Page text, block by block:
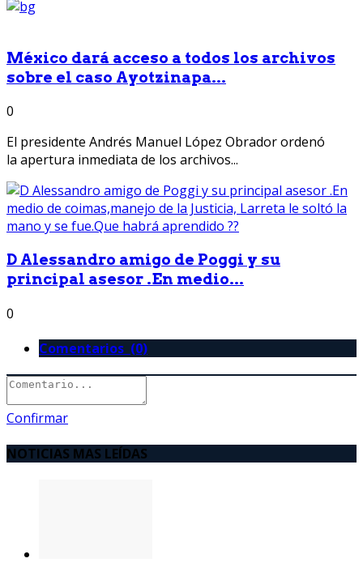
México dará acceso a todos los archivos
sobre el caso Ayotzinapa...
0
El presidente Andrés Manuel López Obrador ordenó
la apertura inmediata de los archivos...
D Alessandro amigo de Poggi y su
principal asesor .En medio...
0
Comentarios (0)
Confirmar
NOTICIAS MAS LEÍDAS